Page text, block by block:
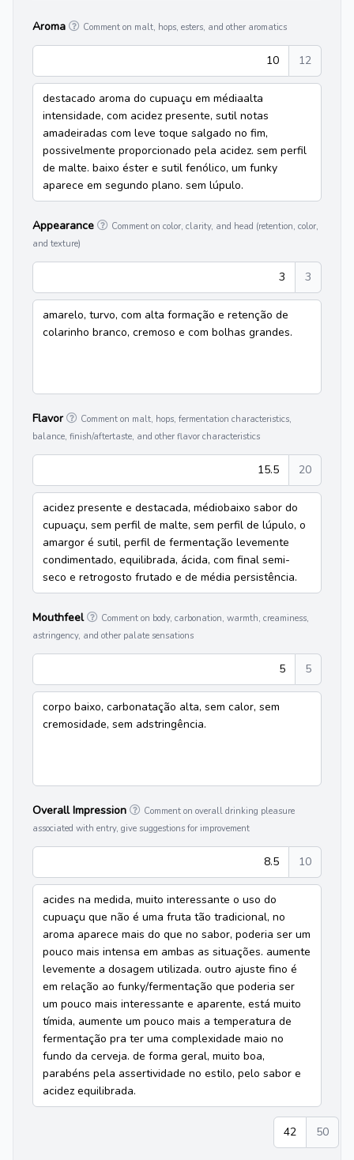
Aroma Comment on malt, hops, esters, and other aromatics
10 12
destacado aroma do cupuaçu em médiaalta
intensidade, com acidez presente, sutil notas
amadeiradas com leve toque salgado no fim,
possivelmente proporcionado pela acidez. sem perfil
de malte. baixo éster e sutil fenólico, um funky
aparece em segundo plano. sem lúpulo.
Appearance
Comment on color, clarity, and head (retention, color,
and texture)
3 3
amarelo, turvo, com alta formação e retenção de
colarinho branco, cremoso e com bolhas grandes.
Flavor
Comment on malt, hops, fermentation characteristics,
balance, finish/aftertaste, and other flavor characteristics
15.5 20
acidez presente e destacada, médiobaixo sabor do
cupuaçu, sem perfil de malte, sem perfil de lúpulo, o
amargor é sutil, perfil de fermentação levemente
condimentado, equilibrada, ácida, com final semi-
seco e retrogosto frutado e de média persistência.
Mouthfeel
Comment on body, carbonation, warmth, creaminess,
astringency, and other palate sensations
5 5
corpo baixo, carbonatação alta, sem calor, sem
cremosidade, sem adstringência.
Overall Impression
Comment on overall drinking pleasure
associated with entry, give suggestions for improvement
8.5 10
acides na medida, muito interessante o uso do
cupuaçu que não é uma fruta tão tradicional, no
aroma aparece mais do que no sabor, poderia ser um
pouco mais intensa em ambas as situações. aumente
levemente a dosagem utilizada. outro ajuste fino é
em relação ao funky/fermentação que poderia ser
um pouco mais interessante e aparente, está muito
tímida, aumente um pouco mais a temperatura de
fermentação pra ter uma complexidade maio no
fundo da cerveja. de forma geral, muito boa,
parabéns pela assertividade no estilo, pelo sabor e
acidez equilibrada.
42 50